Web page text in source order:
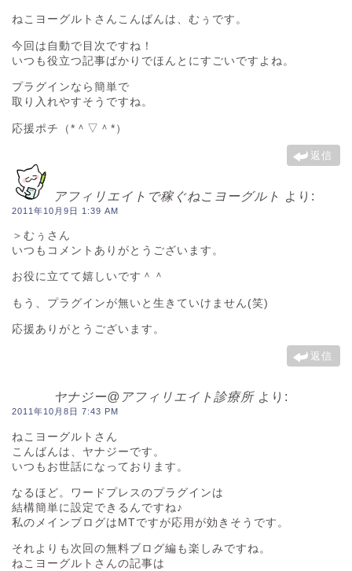
ねこヨーグルトさんこんばんは、むぅです。
今回は自動で目次ですね！
いつも役立つ記事ばかりでほんとにすごいですよね。
プラグインなら簡単で
取り入れやすそうですね。
応援ポチ（*＾▽＾*）
返信
アフィリエイトで稼ぐねこヨーグルト より:
2011年10月9日 1:39 AM
＞むぅさん
いつもコメントありがとうございます。
お役に立てて嬉しいです＾＾
もう、プラグインが無いと生きていけません(笑)
応援ありがとうございます。
返信
ヤナジー@アフィリエイト診療所 より:
2011年10月8日 7:43 PM
ねこヨーグルトさん
こんばんは、ヤナジーです。
いつもお世話になっております。
なるほど。ワードプレスのプラグインは
結構簡単に設定できるんですね♪
私のメインブログはMTですが応用が効きそうです。
それよりも次回の無料ブログ編も楽しみですね。
ねこヨーグルトさんの記事は